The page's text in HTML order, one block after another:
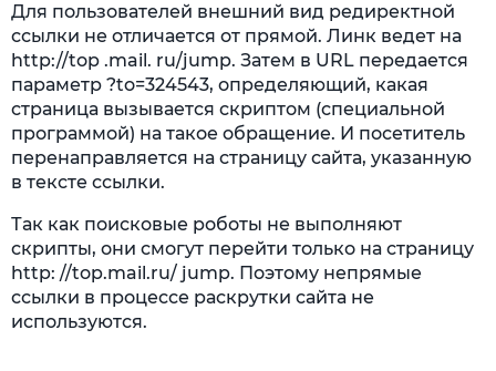
Для пользователей внешний вид редиректной
ссылки не отличается от прямой. Линк ведет на
http://top .mail. ru/jump. Затем в URL передается
параметр ?to=324543, определяющий, какая
страница вызывается скриптом (специальной
программой) на такое обращение. И посетитель
перенаправляется на страницу сайта, указанную
в тексте ссылки.
Так как поисковые роботы не выполняют
скрипты, они смогут перейти только на страницу
http: //top.mail.ru/ jump. Поэтому непрямые
ссылки в процессе раскрутки сайта не
используются.